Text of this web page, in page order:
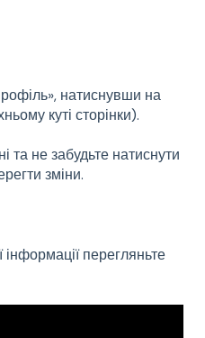
натиснувши на
куті сторінки).
та не забудьте натиснути
зміни.
перегляньте